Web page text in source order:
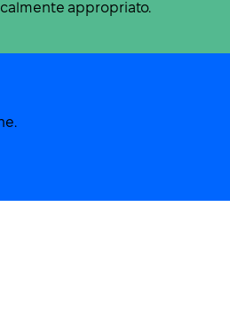
appropriato.